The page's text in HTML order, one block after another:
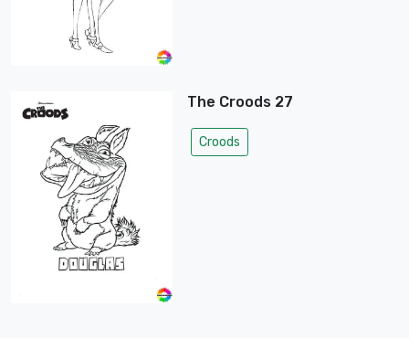
The Croods 27
Croods